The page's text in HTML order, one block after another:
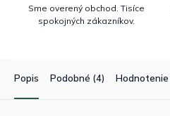
Sme overený obchod. Tisíce
spokojných zákazníkov.
Popis Podobné (4) Hodnotenie